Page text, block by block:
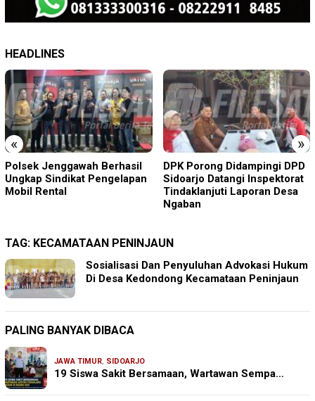
HEADLINES
« »
DPK Porong Didampingi DPD
Sidoarjo Datangi Inspektorat
Tindaklanjuti Laporan Desa
Diduga Disekap Tiga Hari
Gegara Utang Rp300 Juta,
Pria Ketapang Sampang
Diselamatkan Polisi
TAG: KECAMATAAN PENINJAUN
Sosialisasi Dan Penyuluhan Advokasi Hukum
Di Desa Kedondong Kecamataan Peninjaun
PALING BANYAK DIBACA
JAWA TIMUR, SIDOARJO
19 Siswa Sakit Bersamaan, Wartawan Sempa…